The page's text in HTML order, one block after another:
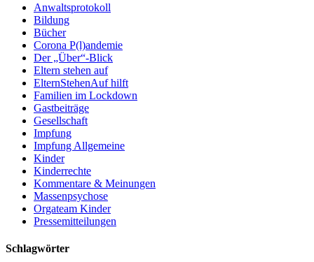
Anwaltsprotokoll
Bildung
Bücher
Corona P(l)andemie
Der „Über“-Blick
Eltern stehen auf
ElternStehenAuf hilft
Familien im Lockdown
Gastbeiträge
Gesellschaft
Impfung
Impfung Allgemeine
Kinder
Kinderrechte
Kommentare & Meinungen
Massenpsychose
Orgateam Kinder
Pressemitteilungen
Schlagwörter